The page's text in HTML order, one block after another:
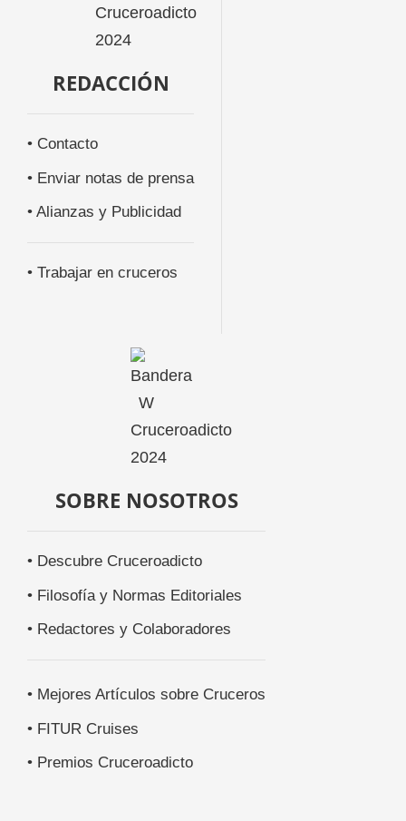
REDACCIÓN
• Contacto
• Enviar notas de prensa
• Alianzas y Publicidad
• Trabajar en cruceros
SOBRE NOSOTROS
• Descubre Cruceroadicto
• Filosofía y Normas Editoriales
• Redactores y Colaboradores
• Mejores Artículos sobre Cruceros
• FITUR Cruises
• Premios Cruceroadicto